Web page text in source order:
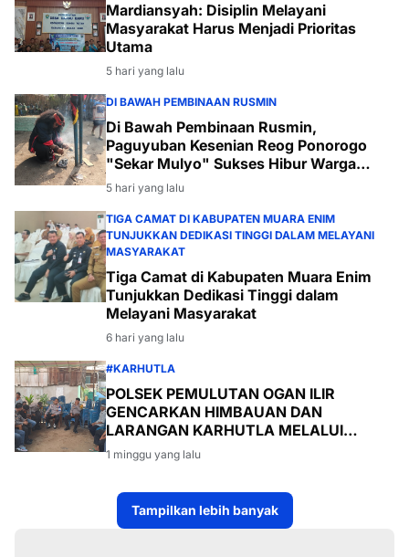
Mardiansyah: Disiplin Melayani
Masyarakat Harus Menjadi Prioritas
Utama
5 hari yang lalu
DI BAWAH PEMBINAAN RUSMIN
Di Bawah Pembinaan Rusmin,
Paguyuban Kesenian Reog Ponorogo
"Sekar Mulyo" Sukses Hibur Warga
Desa Payabakal
5 hari yang lalu
TIGA CAMAT DI KABUPATEN MUARA ENIM
TUNJUKKAN DEDIKASI TINGGI DALAM MELAYANI
MASYARAKAT
Tiga Camat di Kabupaten Muara Enim
Tunjukkan Dedikasi Tinggi dalam
Melayani Masyarakat
6 hari yang lalu
#KARHUTLA
POLSEK PEMULUTAN OGAN ILIR
GENCARKAN HIMBAUAN DAN
LARANGAN KARHUTLA MELALUI
PROGRAM TSKD (TOURING SAMBANG
KE DESA-DESA
1 minggu yang lalu
Tampilkan lebih banyak